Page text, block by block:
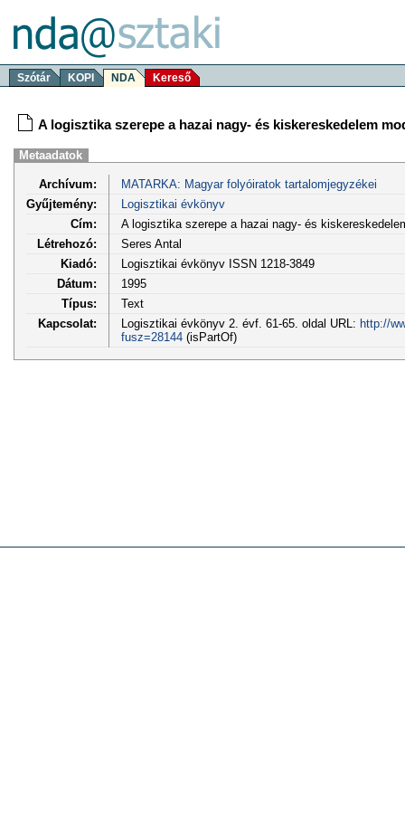
Szótár KOPI NDA Kereső
A logisztika szerepe a hazai nagy- és kiskereskedelem
Metaadatok
Archívum:
MATARKA: Magyar folyóiratok tartalomjegyzékei
Gyűjtemény:
Logisztikai évkönyv
Cím:
A logisztika szerepe a hazai nagy- és
Létrehozó:
Seres Antal
Kiadó:
Logisztikai évkönyv ISSN 1218-3849
Dátum:
1995
Típus:
Text
Kapcsolat:
Logisztikai évkönyv 2. évf. 61-65. oldal URL: http://
fusz=28144(isPartOf)